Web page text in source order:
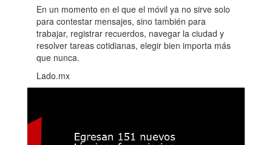
En un momento en el que el móvil ya no sirve solo
para contestar mensajes, sino también para
trabajar, registrar recuerdos, navegar la ciudad y
resolver tareas cotidianas, elegir bien importa más
que nunca.
Lado.mx